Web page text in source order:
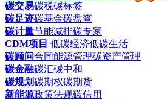
碳交易碳税碳标签
碳足迹碳基金碳盘查
碳计量节能减排碳专家
CDM项目 低碳经济低碳生活
碳顾问合同能源管理碳资产管理
碳金融碳汇碳中和
碳规划碳期权碳期货
新能源政策法规碳信用